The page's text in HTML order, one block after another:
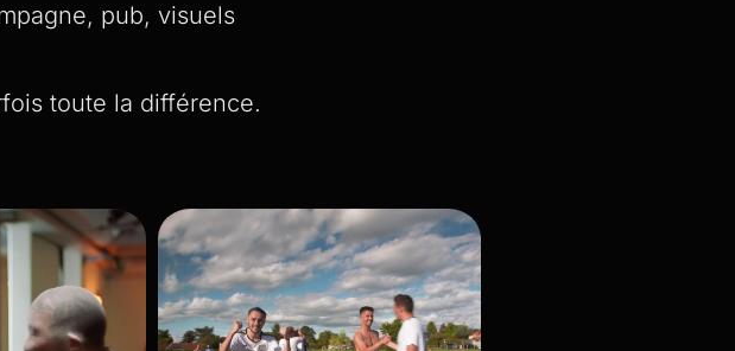
pub, visuels
toute la différence.